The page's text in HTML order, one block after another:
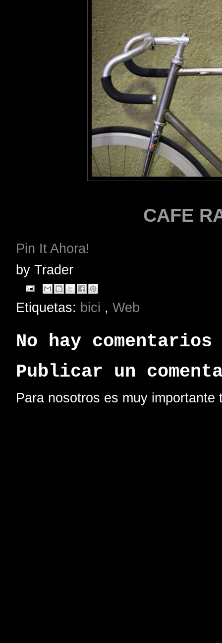
CAFE
Pin It Ahora!
by Trader
Etiquetas: bici , Web
No hay
Publicar un
Para nosotros es muy